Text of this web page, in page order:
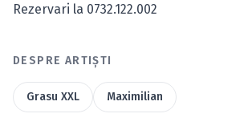
Rezervari la 0732.122.002
DESPRE ARTIȘTI
Grasu XXL Maximilian